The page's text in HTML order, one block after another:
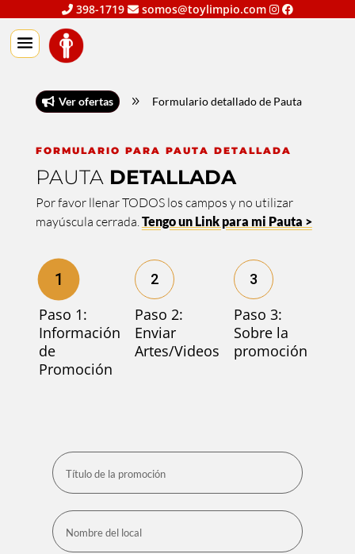
398-1719 somos@toylimpio.com
 Ver ofertas 9 Formulario detallado de Pauta
FORMULARIO PARA PAUTA DETALLADA
PAUTADETALLADA
Por favor llenar TODOS los campos y no utilizar
mayúscula cerrada.Tengo un Link para mi Pauta >
1
Paso 1:
Información
de
Promoción
2
Paso 2:
Enviar
Artes/Videos
3
Paso 3:
Sobre la
promoción